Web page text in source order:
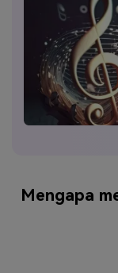
Mengapa